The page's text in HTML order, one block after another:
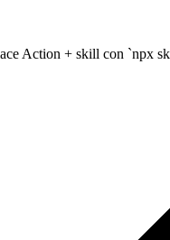
Action + skill con `npx